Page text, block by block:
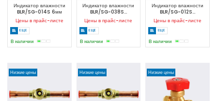
Индикатор влажности
BLR/SG-014S 6мм
Цены в прайс-листе
ЕЩЕ
В наличии
Индикатор влажности
BLR/SG-038S...
Цены в прайс-листе
ЕЩЕ
В наличии
Индикатор влажности
BLR/SG-012S...
Цены в прайс-листе
ЕЩЕ
В наличии
Низкие цены Низкие цены Низкие цены